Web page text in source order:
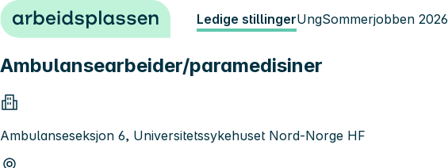
Hopp til innhold Ledige stillingerUngSommerjobben 2026
Ambulansearbeider/paramedisiner
Ambulanseseksjon 6, Universitetssykehuset Nord-Norge HF